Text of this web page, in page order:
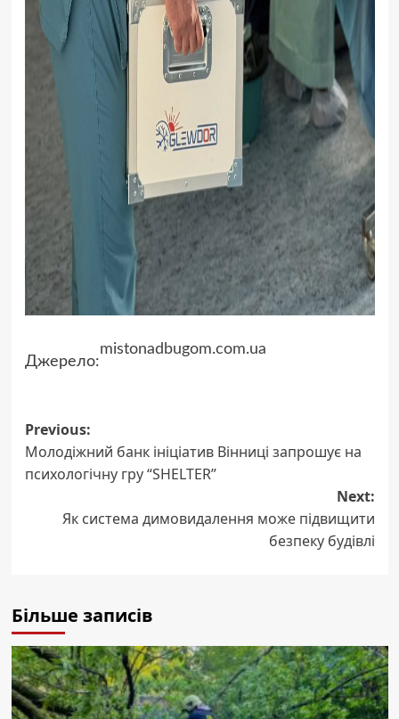
Джерело:
mistonadbugom.com.ua
Post
navigation
Previous:
Молодіжний банк ініціатив Вінниці запрошує на
психологічну гру “SHELTER”
Next:
Як система димовидалення може підвищити
безпеку будівлі
Більше записів